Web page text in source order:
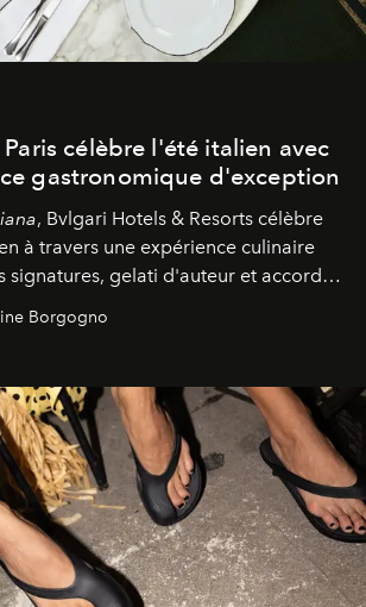
célèbre l'été italien avec
gastronomique d'exception
, Bvlgari Hotels & Resorts célèbre
à travers une expérience culinaire
signatures, gelati d'auteur et accords
un véritable voyage sensoriel.
Borgogno